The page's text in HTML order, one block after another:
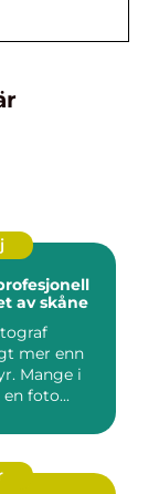
av skåne
mer enn
Mange i
foto...